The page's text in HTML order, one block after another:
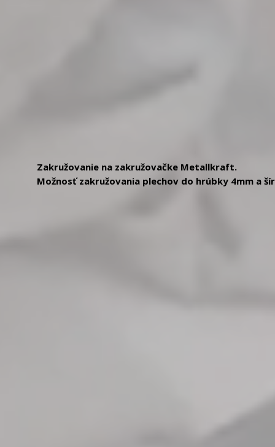
Zakružovanie na zakružovačke Metallkraft.
Možnosť zakružovania plechov do hrúbky 4mm a